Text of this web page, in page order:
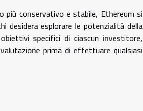
conservativo e stabile, Ethereum si
desidera esplorare le potenzialità della
specifici di ciascun investitore,
prima di effettuare qualsiasi